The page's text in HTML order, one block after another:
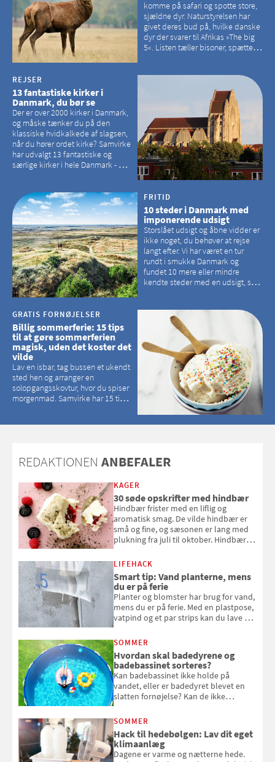
komme på safari og spotte store,
sjældne dyr. Naturstyrelsen har
givet deres bud på, hvilke danske
dyr der svarer til Afrikas »The big
5«. Listen tæller bisoner, spættede
REJSER
13 fantastiske kirker i
Danmark, du bør se
Der er over 2000 kirker i Danmark,
og måske tænker du på den
klassiske hvidkalkede af slagsen,
når du hører ordet kirke? Samvirke
har udvalgt 13 fantastiske og
særlige kirker i hele Danmark - og
hvilke kirker, der er en omvej værd
FRITID
10 steder i Danmark med
imponerende udsigt
Storslået udsigt og åbne vidder er
ikke noget, du behøver at rejse
langt efter. Vi har været en tur
rundt i smukke Danmark og
fundet 10 mere eller mindre
kendte steder med en udsigt, som
GRATIS FORNØJELSER
Billig sommerferie: 15 tips
til at gøre sommerferien
magisk, uden det koster det
vilde
Lav en isbar, tag bussen et ukendt
sted hen og arranger en
solopgangsskovtur, hvor du spiser
morgenmad. Samvirke har 15 tips
REDAKTIONEN ANBEFALER
KAGER
30 søde opskrifter med hindbær
Hindbær frister med en liflig og
aromatisk smag. De vilde hindbær er
små og fine, og sæsonen er lang med
plukning fra juli til oktober. Hindbær
kan bruge dine hindbær i alt fra
bagværk og salater til is og syltning.
LIFEHACK
Smart tip: Vand planterne, mens
du er på ferie
Planter og blomster har brug for vand,
mens du er på ferie. Med en plastpose,
vatpind og et par strips kan du lave dit
at bede naboen om at vande eller
komme hjem til døde planter
SOMMER
Hvordan skal badedyrene og
badebassinet sorteres?
Kan badebassinet ikke holde på
vandet, eller er badedyret blevet en
slatten fornøjelse? Kan de ikke
opmærksom, når du smider
badebassinet eller et badedyr ud
SOMMER
Hack til hedebølgen: Lav dit eget
klimaanlæg
Dagene er varme og nætterne hede.